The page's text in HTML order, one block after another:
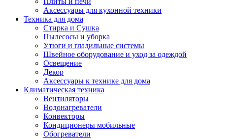
Аксессуары для кухонной техники
Техника для дома
Стирка и Сушка
Пылесосы и уборка
Утюги и гладильные системы
Швейное оборудование и уход за одеждой
Освещение
Декор
Аксессуары к технике для дома
Климатическая техника
Вентиляторы
Водонагреватели
Конвекторы
Кондиционеры мобильные
Обогреватели